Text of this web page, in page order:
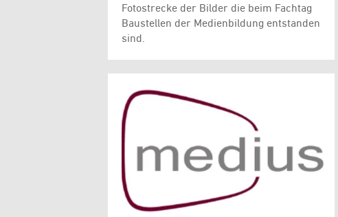
Fotostrecke der Bilder die beim Fachtag
Baustellen der Medienbildung entstanden
sind.